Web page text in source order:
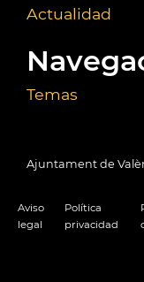
Actualidad
Temas
Ajuntament de
Aviso
legal
Política
privacidad